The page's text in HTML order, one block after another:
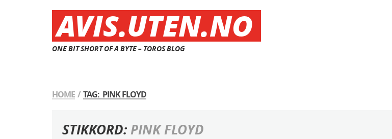
AVIS.UTEN.NO
ONE BIT SHORT OF A BYTE – TOROS BLOG
HOME /TAG: PINK FLOYD
STIKKORD: PINK FLOYD